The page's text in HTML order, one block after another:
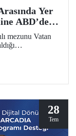
Yer
ABD’de
mezunu Vatan
dönemine kabul
28
Tem